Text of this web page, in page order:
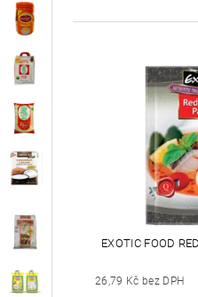
EXOTIC FOOD
26,79 Kč bez DPH